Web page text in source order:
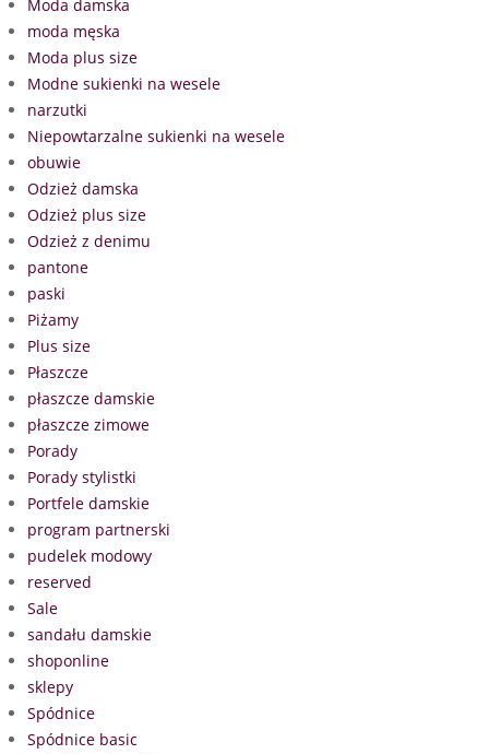
Moda damska
moda męska
Moda plus size
Modne sukienki na wesele
narzutki
Niepowtarzalne sukienki na wesele
obuwie
Odzież damska
Odzież plus size
Odzież z denimu
pantone
paski
Piżamy
Plus size
Płaszcze
płaszcze damskie
płaszcze zimowe
Porady
Porady stylistki
Portfele damskie
program partnerski
pudelek modowy
reserved
Sale
sandału damskie
shoponline
sklepy
Spódnice
Spódnice basic